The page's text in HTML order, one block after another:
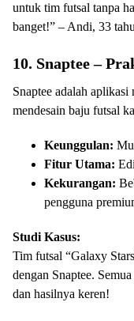
untuk tim futsal tanpa
banget!” – Andi, 33
10. Snaptee –
Snaptee adalah
mendesain baju futsal
Keunggulan:
Fitur Utama:
Kekurangan:
pengguna
Studi Kasus:
Tim futsal “Galaxy
dengan Snaptee.
dan hasilnya keren!